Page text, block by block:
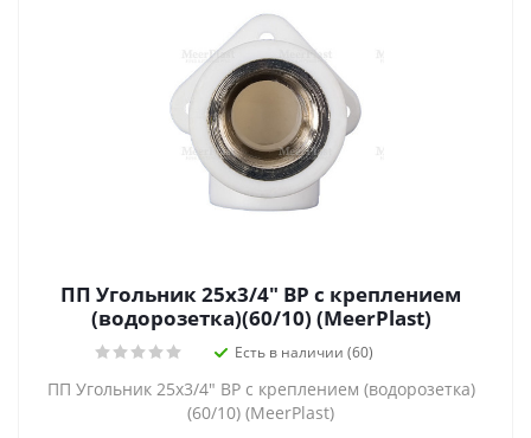
ПП Угольник 25х3/4" ВР с креплением
(водорозетка)(60/10) (MeerPlast)
Есть в наличии (60)
ПП Угольник 25х3/4" ВР с креплением (водорозетка)
(60/10) (MeerPlast)